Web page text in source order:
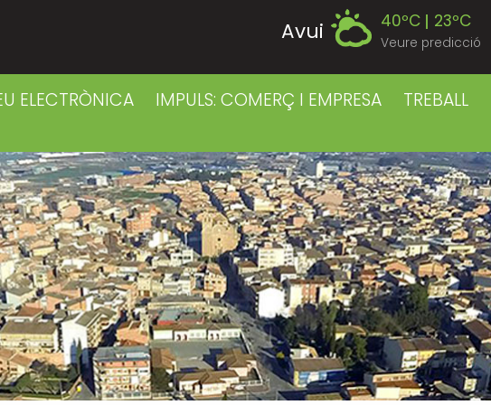
Avui 40ºC 23ºC
Veure predicció
Dilluns 38ºC 23ºC
Dimecres 40ºC 22ºC
Dijous 41ºC 22ºC
Divendres 41ºC 24ºC
Dissabte 38ºC 23ºC
ELECTRÒNICA IMPULS: COMERÇ I EMPRESA TREBALL